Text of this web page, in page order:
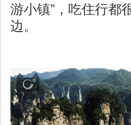
游小镇”，吃住行都
边。